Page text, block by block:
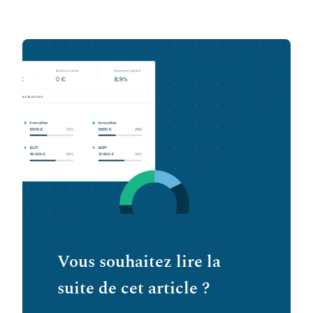
Vous souhaitez lire la
suite de cet article ?